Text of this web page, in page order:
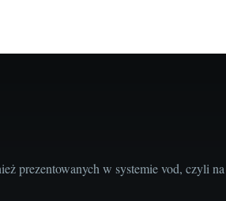
prezentowanych w systemie vod, czyli na